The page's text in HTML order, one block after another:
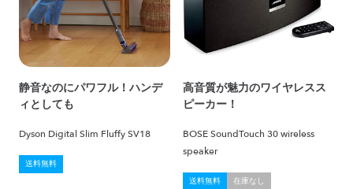
静音なのにパワフル！ハンデ
ィとしても
Dyson Digital Slim Fluffy SV18
送料無料
高音質が魅力のワイヤレスス
ピーカー！
BOSE SoundTouch 30 wireless
speaker
送料無料 在庫なし